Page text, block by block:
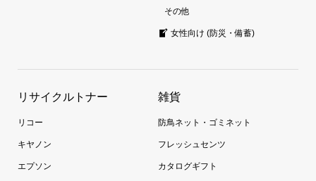
その他
女性向け (防災・備蓄)
リサイクルトナー
リコー
キヤノン
エプソン
雑貨
防鳥ネット・ゴミネット
フレッシュセンツ
カタログギフト